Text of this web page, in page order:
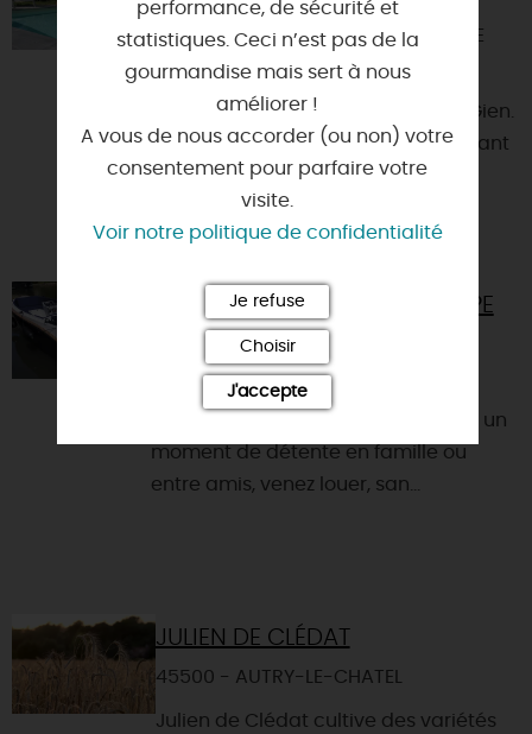
45500 - SAINT-BRISSON-SUR-LOIRE
Maison du 18eme, située à 3000
mètres de la Loire entre Briare et Gien.
Vous y profiterez d'un cadre reposant
et verdoyant, idé...
RIVERS AND CANALS IN EUROPE
45250 - BRIARE
NAVIGUEZ DANS LA PARTIE LA PLUS
CALME DES CANAUX DE BRIARE. Pour un
moment de détente en famille ou
entre amis, venez louer, san...
JULIEN DE CLÉDAT
45500 - AUTRY-LE-CHATEL
Julien de Clédat cultive des variétés
performance, de sécurité et
statistiques. Ceci n’est pas de la
gourmandise mais sert à nous
améliorer !
A vous de nous accorder (ou non) votre
consentement pour parfaire votre
visite.
Voir notre politique de confidentialité
Je refuse
Choisir
J'accepte